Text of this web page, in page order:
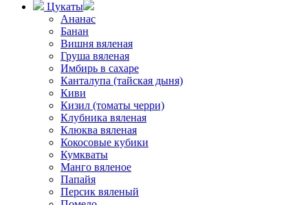
Цукаты
Ананас
Банан
Вишня вяленая
Груша вяленая
Имбирь в сахаре
Канталупа (тайская дыня)
Киви
Кизил (томаты черри)
Клубника вяленая
Клюква вяленая
Кокосовые кубики
Кумкваты
Манго вяленое
Папайя
Персик вяленый